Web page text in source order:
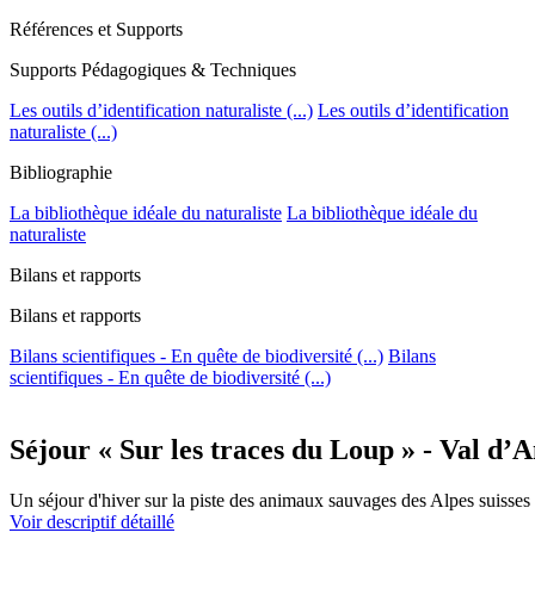
Références et Supports
Supports Pédagogiques & Techniques
Les outils d’identification naturaliste (...) Les outils d’identification
naturaliste (...)
Bibliographie
La bibliothèque idéale du naturaliste La bibliothèque idéale du
naturaliste
Bilans et rapports
Bilans et rapports
Bilans scientifiques - En quête de biodiversité (...) Bilans
scientifiques - En quête de biodiversité (...)
Séjour « Sur les traces du Loup » - Val
Un séjour d'hiver sur la piste des animaux sauvages des Alpes
Voir descriptif détaillé